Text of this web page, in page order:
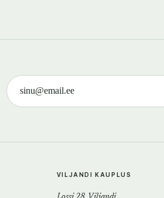
VILJANDI KAUPLUS